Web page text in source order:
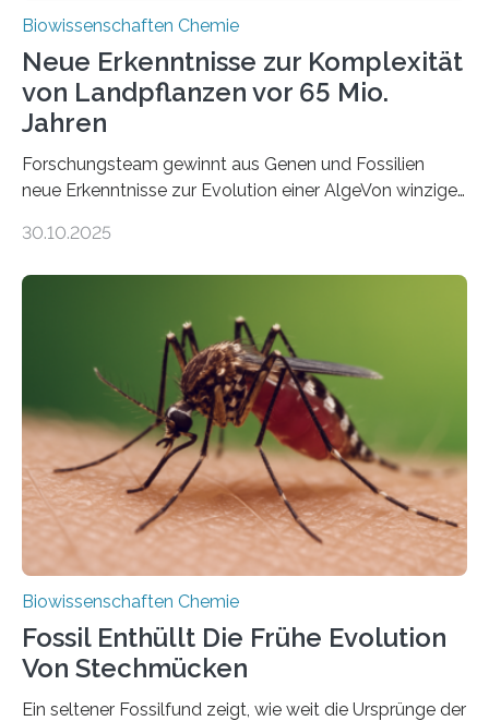
Biowissenschaften Chemie
Neue Erkenntnisse zur Komplexität
von Landpflanzen vor 65 Mio.
Jahren
Forschungsteam gewinnt aus Genen und Fossilien
neue Erkenntnisse zur Evolution einer AlgeVon winzigen
Landpflanzen zählen zu den komplexesten
Grünalgen, die vor Hunderten von Millionen Jahren
lebten. Unter den Vorfahren sticht eine Gruppe heraus,
die noch heute in der Natur vorkommt: die
Süßwasseralge Coleochaetophyceae. Einige Arten
dieser Gruppe bilden aus Zellfäden dichte Geflechte
mit scheibenförmiger Gestalt. Was auffällig ist: Die
nächsten…
30.10.2025
Biowissenschaften Chemie
Fossil Enthüllt Die Frühe Evolution
Von Stechmücken
Ein seltener Fossilfund zeigt, wie weit die Ursprünge der